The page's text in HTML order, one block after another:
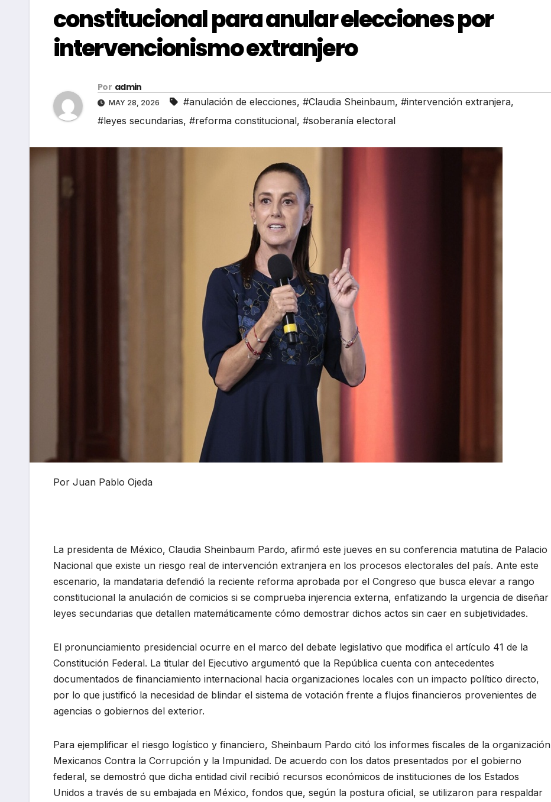
constitucional para anular elecciones por
intervencionismo extranjero
Por admin
MAY 28, 2026 #anulación de elecciones, #Claudia Sheinbaum, #intervención extranjera,
#leyes secundarias, #reforma constitucional, #soberanía electoral
Por Juan Pablo Ojeda
La presidenta de México, Claudia Sheinbaum Pardo, afirmó este jueves en su conferencia matutina de Palacio
Nacional que existe un riesgo real de intervención extranjera en los procesos electorales del país. Ante este
escenario, la mandataria defendió la reciente reforma aprobada por el Congreso que busca elevar a rango
constitucional la anulación de comicios si se comprueba injerencia externa, enfatizando la urgencia de diseñar
leyes secundarias que detallen matemáticamente cómo demostrar dichos actos sin caer en subjetividades.
El pronunciamiento presidencial ocurre en el marco del debate legislativo que modifica el artículo 41 de la
Constitución Federal. La titular del Ejecutivo argumentó que la República cuenta con antecedentes
documentados de financiamiento internacional hacia organizaciones locales con un impacto político directo,
por lo que justificó la necesidad de blindar el sistema de votación frente a flujos financieros provenientes de
agencias o gobiernos del exterior.
Para ejemplificar el riesgo logístico y financiero, Sheinbaum Pardo citó los informes fiscales de la organización
Mexicanos Contra la Corrupción y la Impunidad. De acuerdo con los datos presentados por el gobierno
federal, se demostró que dicha entidad civil recibió recursos económicos de instituciones de los Estados
Unidos a través de su embajada en México, fondos que, según la postura oficial, se utilizaron para respaldar